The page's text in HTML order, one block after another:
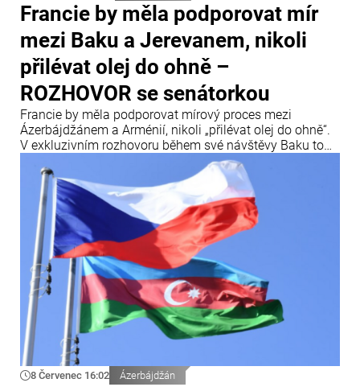
Francie by měla podporovat mír
mezi Baku a Jerevanem, nikoli
přilévat olej do ohně –
ROZHOVOR se senátorkou
Francie by měla podporovat mírový proces mezi
Ázerbájdžánem a Arménií, nikoli „přilévat olej do ohně“.
V exkluzivním rozhovoru během své návštěvy Baku to
uvedla francouzská senátorka a členka Mezinárodního
centra Nizami Ganjavi Nathalie Gouletová.
8 Červenec 16:02 Ázerbájdžán